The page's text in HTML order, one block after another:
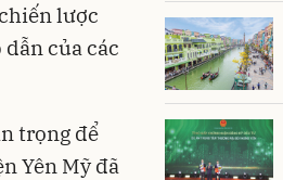
lược
của các
trọng để
Yên Mỹ đã